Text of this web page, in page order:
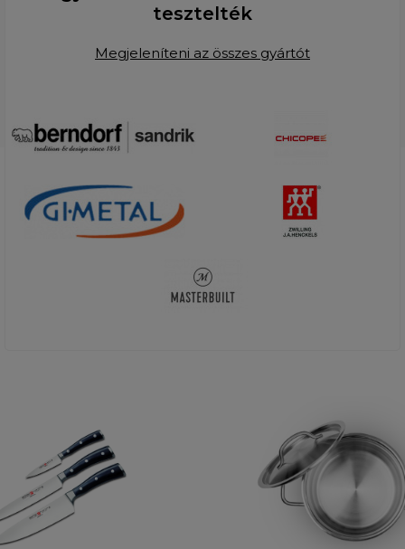
tesztelték
Megjeleníteni az összes gyártót